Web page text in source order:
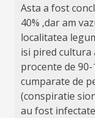
Asta a fost
40% ,dar am
localitatea
isi pired cultura
procente de 90-
cumparate de
(conspiratie
au fost